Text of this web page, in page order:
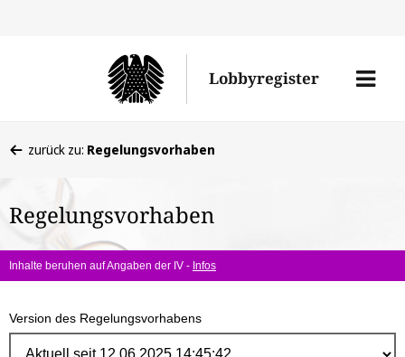
Lobbyregister
Menü
befinden
hier:
zurück zu: Regelungsvorhaben
Regelungsvorhaben
Inhalte beruhen auf Angaben der IV - Infos
Version des Regelungsvorhabens